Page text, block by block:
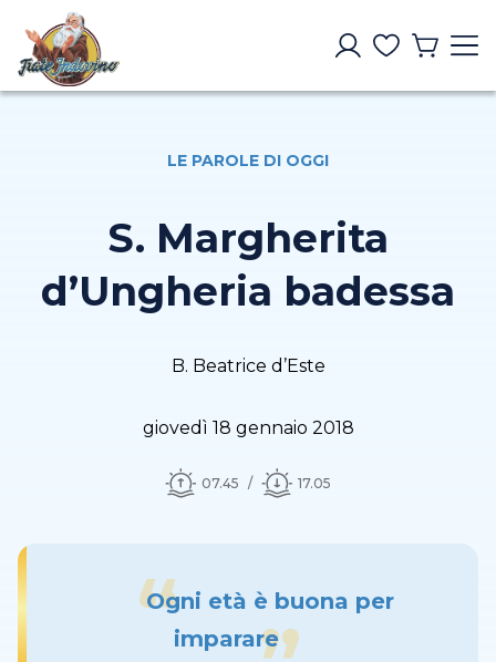
LE PAROLE DI OGGI
S. Margherita
d’Ungheria badessa
B. Beatrice d’Este
giovedì 18 gennaio 2018
07.45 17.05
Ogni età è buona per
imparare